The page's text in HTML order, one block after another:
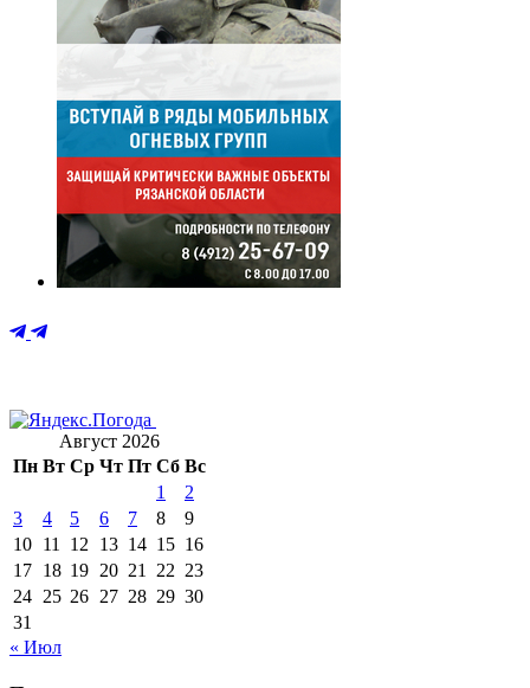
Август 2026
Пн Вт Ср Чт Пт Сб Вс
1
2
3
4 5 6 7 8
9
10 11 12 13 14 15 16
17 18 19 20 21 22 23
24 25 26 27 28 29 30
31
« Июл